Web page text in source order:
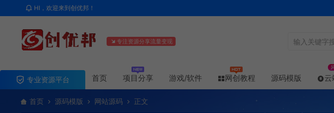
HI，欢迎来到创优邦！
专注资源分享流量变现
专业资源平台 首页 项目分享 游戏/软件 网创教程 源码模版 云
首页 源码模版 网站源码 正文